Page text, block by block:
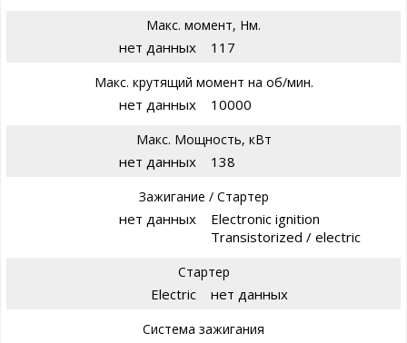
Макс. момент, Нм.
нет данных 117
Макс. крутящий момент на об/мин.
нет данных 10000
Макс. Мощность, кВт
нет данных 138
Зажигание / Стартер
нет данных
Electronic ignition
Transistorized / electric
Стартер
Electric нет данных
Система зажигания